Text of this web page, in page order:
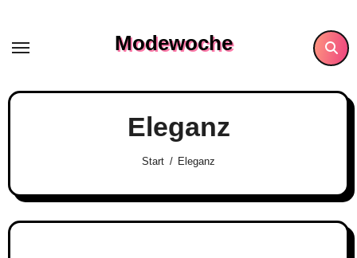
content
Modewoche
Eleganz
Start Eleganz